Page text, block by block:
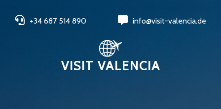
+34 687 514 890 info@visit-valencia.de
VISIT VALENCIA